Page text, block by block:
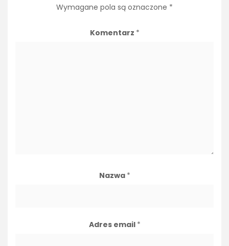
Wymagane pola są oznaczone *
Komentarz *
Nazwa *
Adres email *